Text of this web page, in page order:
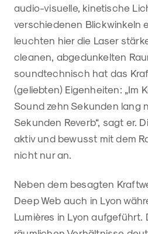
audio-visuelle, kinetische
verschiedenen Blickwinkeln
leuchten hier die Laser
cleanen, abgedunkelten
soundtechnisch hat das
(geliebten) Eigenheiten: „Im
Sound zehn Sekunden lang
Sekunden Reverb“, sagt er.
aktiv und bewusst mit dem
nicht nur an.
Neben dem besagten
Deep Web auch in Lyon
Lumières in Lyon aufgeführt.